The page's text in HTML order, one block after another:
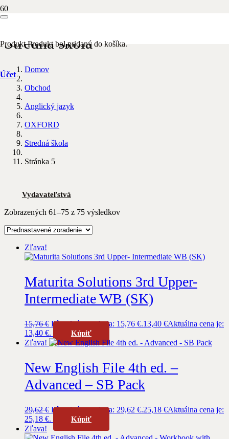
ProduktProdukt bol pridaný do košíka.
Účet
Stredná škola
Domov
Obchod
Anglický jazyk
OXFORD
Stredná škola
Stránka 5
Vydavateľstvá
Zobrazených 61–75 z 75 výsledkov
Zľava!
Maturita Solutions 3rd Upper-
Intermediate WB (SK)
15,76€ Pôvodná cena bola: 15,76 €.13,40 €Aktuálna cena je:
13,40 €.
Kúpiť
Zľava!
New English File 4th ed. –
Advanced – SB Pack
29,62€ Pôvodná cena bola: 29,62 €.25,18 €Aktuálna cena je:
25,18 €.
Kúpiť
Zľava!